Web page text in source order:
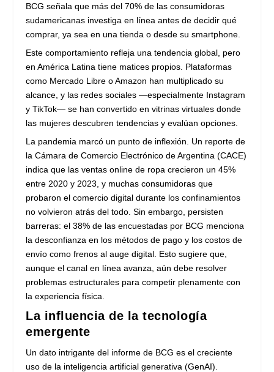
BCG señala que más del 70% de las consumidoras
sudamericanas investiga en línea antes de decidir qué
comprar, ya sea en una tienda o desde su smartphone.
Este comportamiento refleja una tendencia global, pero
en América Latina tiene matices propios. Plataformas
como Mercado Libre o Amazon han multiplicado su
alcance, y las redes sociales —especialmente Instagram
y TikTok— se han convertido en vitrinas virtuales donde
las mujeres descubren tendencias y evalúan opciones.
La pandemia marcó un punto de inflexión. Un reporte de
la Cámara de Comercio Electrónico de Argentina (CACE)
indica que las ventas online de ropa crecieron un 45%
entre 2020 y 2023, y muchas consumidoras que
probaron el comercio digital durante los confinamientos
no volvieron atrás del todo. Sin embargo, persisten
barreras: el 38% de las encuestadas por BCG menciona
la desconfianza en los métodos de pago y los costos de
envío como frenos al auge digital. Esto sugiere que,
aunque el canal en línea avanza, aún debe resolver
problemas estructurales para competir plenamente con
la experiencia física.
La influencia de la tecnología
emergente
Un dato intrigante del informe de BCG es el creciente
uso de la inteligencia artificial generativa (GenAI).